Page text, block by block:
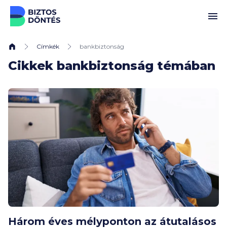
Ugrás a tartalomhoz
Címkék bankbiztonság
Cikkek bankbiztonság témában
Három éves mélyponton az átutalásos